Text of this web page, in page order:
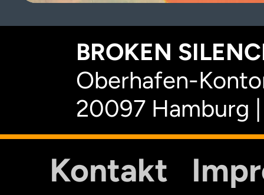
BROKEN
Oberhafen-
20097 Hamburg
Kontakt